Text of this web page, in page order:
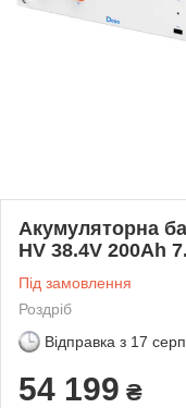
Акумуляторна
HV 38.4V 200Ah
Під замовлення
Роздріб
Відправка з 17
54 199 ₴